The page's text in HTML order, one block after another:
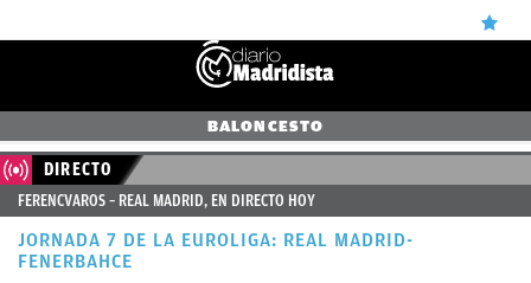
ÚLTIMAS
NOTICIAS
REAL
MADRID
BALONCESTO
DIRECTO
FERENCVAROS – REAL MADRID, EN DIRECTO HOY
JORNADA 7 DE LA EUROLIGA: REAL MADRID-
FENERBAHCE
Sigue aOkDiarioen Google Continuar ✕